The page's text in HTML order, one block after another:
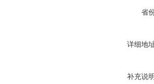
省
详细地
补充说